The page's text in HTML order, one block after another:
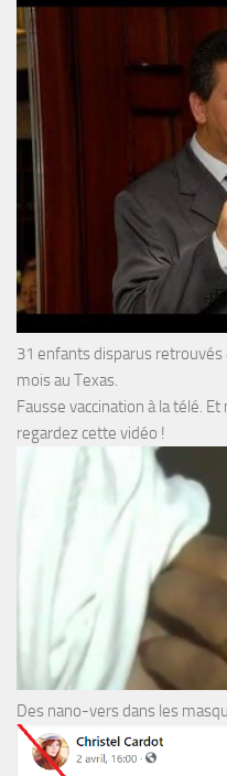
31 enfants disparus retrouvés
mois au Texas.
Fausse vaccination à la télé.
regardez cette vidéo !
Des nano-vers dans les